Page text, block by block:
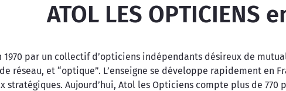
ATOL LES
par un collectif d’opticiens indépendants désireux de
réseau, et “optique”. L’enseigne se développe rapidement
stratégiques. Aujourd’hui, Atol les Opticiens compte plus de